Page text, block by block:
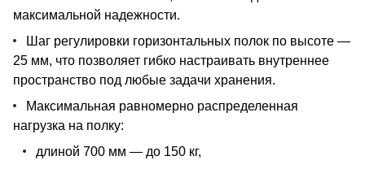
максимальной надежности.
Шаг регулировки горизонтальных полок по высоте —
25 мм, что позволяет гибко настраивать внутреннее
пространство под любые задачи хранения.
Максимальная равномерно распределенная
нагрузка на полку:
длиной 700 мм — до 150 кг,